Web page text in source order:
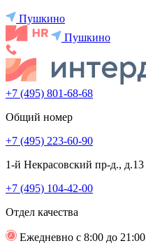
Пушкино
Пушкино
+7 (495) 801-68-68
Общий номер
+7 (495) 223-60-90
1-й Некрасовский пр-д., д.13
+7 (495) 104-42-00
Отдел качества
Ежедневно с 8:00 до 21:00